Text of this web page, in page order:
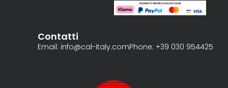
Contatti
Email: info@cal-italy.comPhone: +39 030 954425